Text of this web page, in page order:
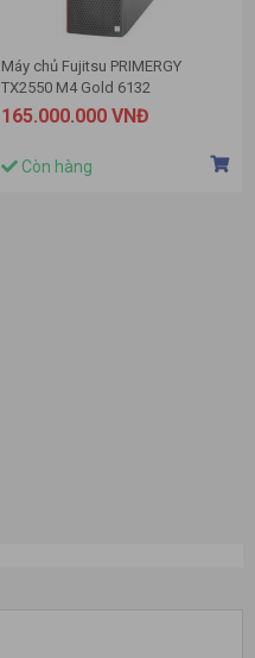
Máy chủ Fujitsu PRIMERGY
TX2550 M4 Gold 6132
165.000.000 VNĐ
Còn hàng